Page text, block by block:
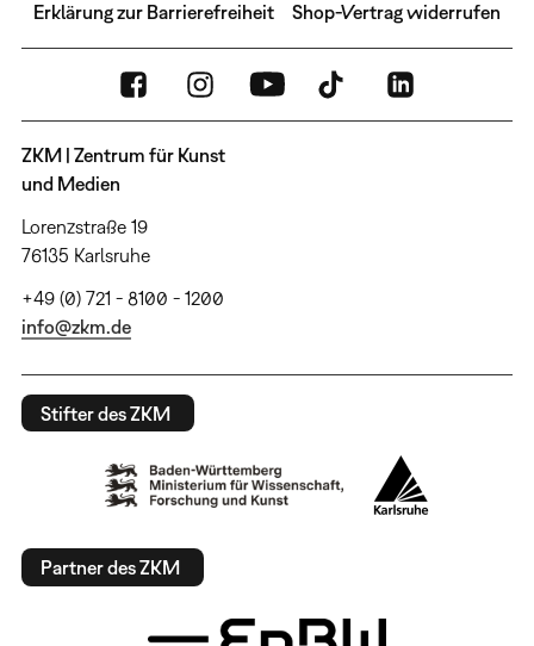
Erklärung zur Barrierefreiheit Shop-Vertrag widerrufen
ZKM | Zentrum für Kunst
und Medien
Lorenzstraße 19
76135 Karlsruhe
+49 (0) 721 - 8100 - 1200
info@zkm.de
Stifter des ZKM
Partner des ZKM